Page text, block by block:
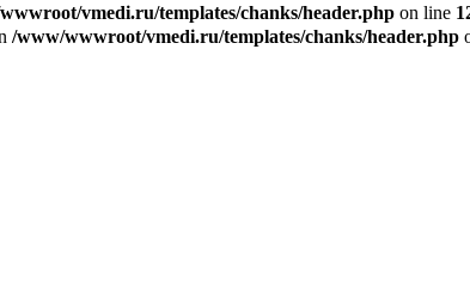
vmedi.ru/templates/chanks/header.php on line
/www/wwwroot/vmedi.ru/templates/chanks/header.php